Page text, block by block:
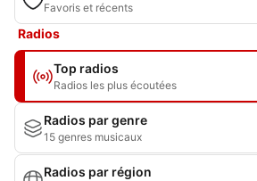
Favoris et récents
Radios
Top radios
Radios les plus écoutées
Radios par genre
15 genres musicaux
Radios par région